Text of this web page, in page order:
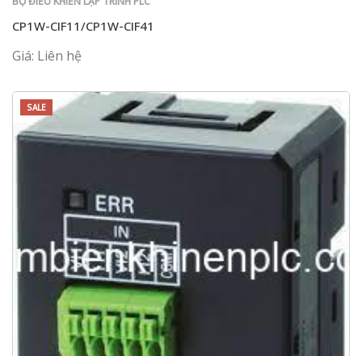
CP1W-CIF11/CP1W-CIF41
Giá: Liên hệ
SALE